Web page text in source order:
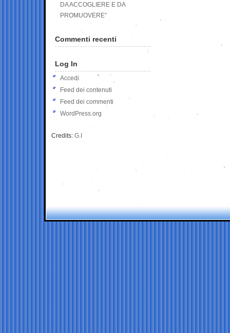
DA ACCOGLIERE E DA
PROMUOVERE”
Commenti recenti
Log In
Accedi
Feed dei contenuti
Feed dei commenti
WordPress.org
Credits: G.I